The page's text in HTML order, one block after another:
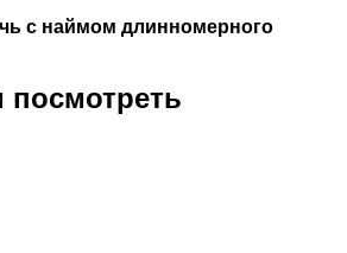
с наймом длинномерного
посмотреть